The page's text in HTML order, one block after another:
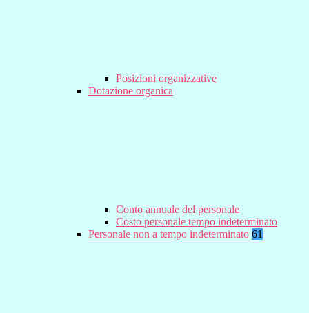
Posizioni organizzative
Dotazione organica
Conto annuale del personale
Costo personale tempo indeterminato
Personale non a tempo indeterminato 61